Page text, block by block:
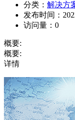
分类： 解决方
发布时间：
访问量： 0
概要:
概要:
详情